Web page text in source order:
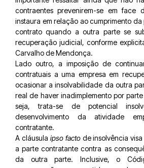
contraentes prevenirem-se em face
instaura em relação ao cumprimento
contrato quando a outra parte se
recuperação judicial, conforme
Carvalho de Mendonça.
Lado outro, a imposição de
contratuais a uma empresa em
ocasionar a insolvabilidade da outra
real de haver inadimplemento por
seja, trata-se de potencial
desenvolvimento da atividade
contratante.
A cláusula ipso factode insolvência
a parte contratante contra as
da outra parte. Inclusive, o